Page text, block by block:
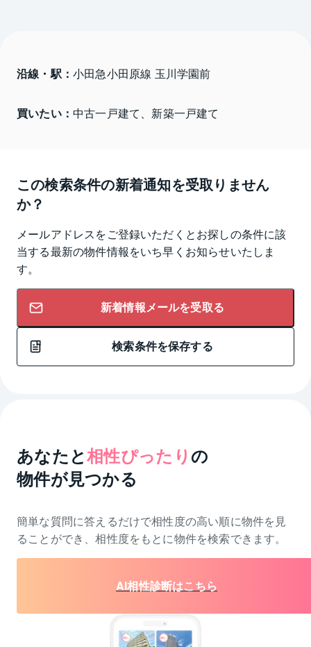
沿線・駅： 小田急小田原線 玉川学園前
買いたい： 中古一戸建て、新築一戸建て
この検索条件の新着通知を受取りません
か？
メールアドレスをご登録いただくとお探しの条件に該
当する最新の物件情報をいち早くお知らせいたしま
す。
新着情報メールを受取る
検索条件を保存する
あなたと相性ぴったり の
物件が見つかる
簡単な質問に答えるだけで相性度の高い順に物件を 見
ることができ、相性度をもとに物件を検索できます。
AI相性診断はこちら